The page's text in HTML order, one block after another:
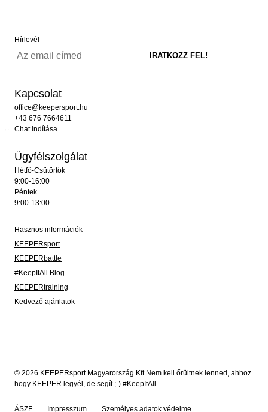
Hírlevél
Kapcsolat
office@keepersport.hu
+43 676 7664611
Chat indítása
Ügyfélszolgálat
Hétfő-Csütörtök
9:00-16:00
Péntek
9:00-13:00
Hasznos információk
KEEPERsport
KEEPERbattle
#KeepItAll Blog
KEEPERtraining
Kedvező ajánlatok
© 2026 KEEPERsport Magyarország Kft Nem kell őrültnek lenned, ahhoz
hogy KEEPER legyél, de segít ;-) #KeepItAll
ÁSZF Impresszum Személyes adatok védelme